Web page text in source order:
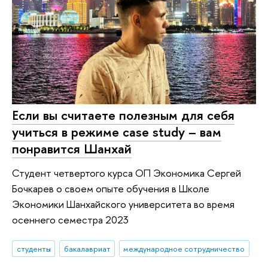
Если вы считаете полезным для себя
учиться в режиме case study – вам
понравится Шанхай
Студент четвертого курса ОП Экономика Сергей
Бочкарев о своем опыте обучения в Школе
Экономики Шанхайского университета во время
осеннего семестра 2023
студенты бакалавриат международное сотрудничество